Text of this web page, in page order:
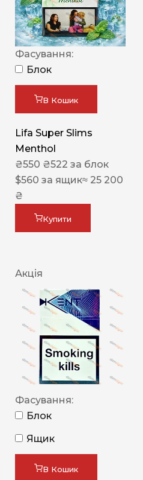
Фасування:
Блок
В Кошик
Lifa Super Slims
Menthol
₴550 ₴522 за блок
$560 за ящик≈ 25 200
₴
Купити
Акція
Фасування:
Блок
Ящик
В Кошик